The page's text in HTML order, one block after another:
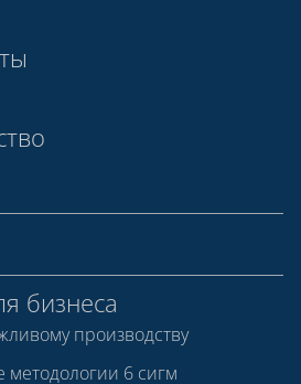
бизнеса
производству
методологии 6 сигм